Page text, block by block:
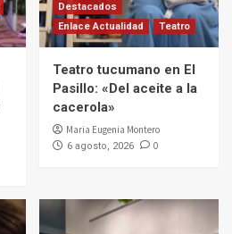
Destacados
Enlace Actualidad
Teatro
Teatro tucumano en El
Pasillo: «Del aceite a la
cacerola»
Maria Eugenia Montero
6 agosto, 2026 0